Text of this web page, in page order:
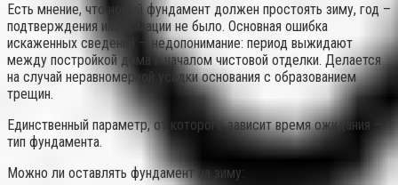
Есть мнение, что новый фундамент должен простоять зиму, год –
подтверждения информации не было. Основная ошибка
искаженных сведений — недопонимание: период выжидают
между постройкой дома и началом чистовой отделки. Делается
на случай неравномерной усадки основания с образованием
трещин.
Единственный параметр, от которого зависит время ожидания –
тип фундамента.
Можно ли оставлять фундамент на зиму: